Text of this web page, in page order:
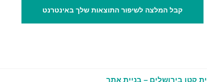
קבל המלצה לשיפור התוצאות שלך באינטרנט
קטן בירושלים – בניית אתר